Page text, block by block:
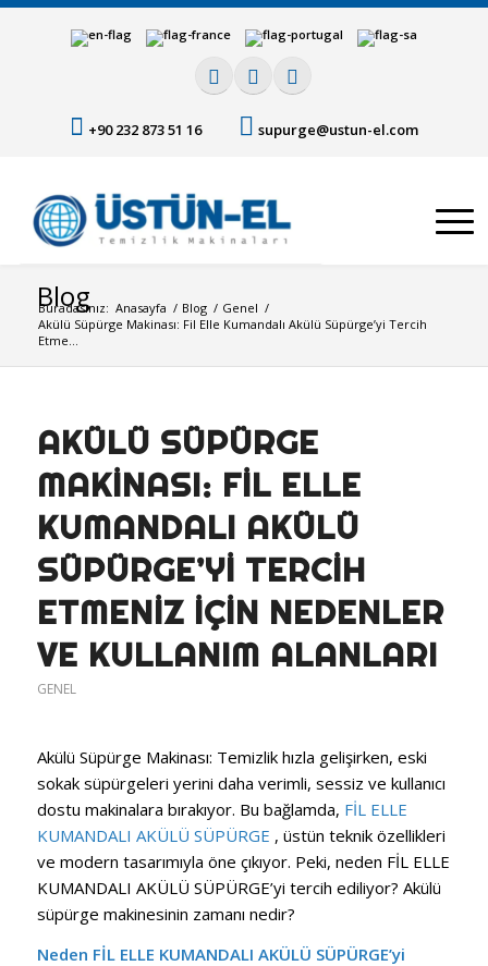
+90 232 873 51 16 supurge@ustun-el.com
Blog
Buradasınız: Anasayfa / Blog / Genel /
Akülü Süpürge Makinası: Fil Elle Kumandalı Akülü Süpürge’yi Tercih
Etme...
AKÜLÜ SÜPÜRGE
MAKINASI: FIL ELLE
KUMANDALI AKÜLÜ
SÜPÜRGE’YI TERCIH
ETMENIZ İÇIN NEDENLER
VE KULLANIM ALANLARI
GENEL
Akülü Süpürge Makinası: Temizlik hızla gelişirken, eski
sokak süpürgeleri yerini daha verimli, sessiz ve kullanıcı
dostu makinalara bırakıyor. Bu bağlamda, FİL ELLE
KUMANDALI AKÜLÜ SÜPÜRGE , üstün teknik özellikleri
ve modern tasarımıyla öne çıkıyor. Peki, neden FİL ELLE
KUMANDALI AKÜLÜ SÜPÜRGE’yi tercih ediliyor? Akülü
süpürge makinesinin zamanı nedir?
Neden FİL ELLE KUMANDALI AKÜLÜ SÜPÜRGE’yi